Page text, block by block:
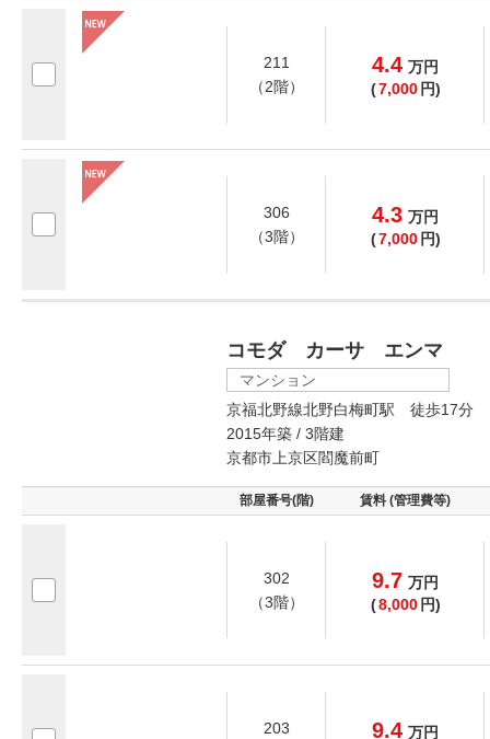
211
（2階）
4.4 万円
(7,000 円)
306
（3階）
4.3 万円
(7,000 円)
コモダ カーサ エンマ
マンション
京福北野線北野白梅町駅 徒歩17分
2015年築 / 3階建
京都市上京区閻魔前町
部屋番号(階) 賃料 (管理費等)
302
（3階）
9.7 万円
(8,000 円)
203
9.4 万円